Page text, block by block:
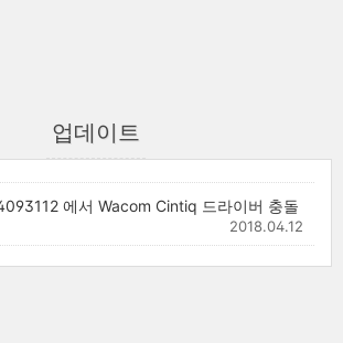
업데이트
에서 Wacom Cintiq 드라이버 충돌
2018.04.12